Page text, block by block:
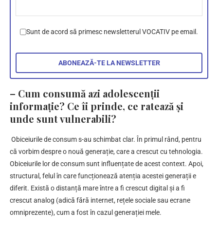
Sunt de acord să primesc newsletterul VOCATIV pe email.
– Cum consumă azi adolescenții
informație? Ce îi prinde, ce ratează și
unde sunt vulnerabili?
Obiceiurile de consum s-au schimbat clar. În primul rând, pentru
că vorbim despre o nouă generație, care a crescut cu tehnologia.
Obiceiurile lor de consum sunt influențate de acest context. Apoi,
structural, felul în care funcționează atenția acestei generații e
diferit. Există o distanță mare între a fi crescut digital și a fi
crescut analog (adică fără internet, rețele sociale sau ecrane
omniprezente), cum a fost în cazul generației mele.